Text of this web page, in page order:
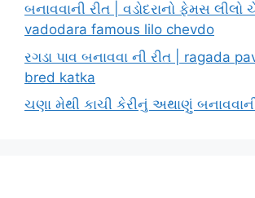
બનાવવાની રીત | વડોદરાનો ફેમસ લીલો
vadodara famous lilo chevdo
રગડા પાવ બનાવવા ની રીત | ragada
bred katka
ચણા મેથી કાચી કેરીનું અથાણું